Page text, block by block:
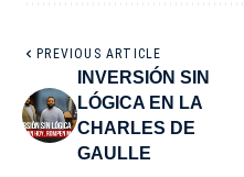
PREVIOUS ARTICLE
INVERSIÓN SIN
LÓGICA EN LA
CHARLES DE
GAULLE